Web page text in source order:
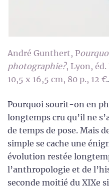
André Gunthert, P
photographie?, Lyon,
10,5 x 16,5 cm, 80 p., 12 €.
Pourquoi sourit-on en
longtemps cru qu’il ne
de temps de pose. Mais
simple se cache une
évolution restée
l’anthropologie et de
seconde moitié du XIXe